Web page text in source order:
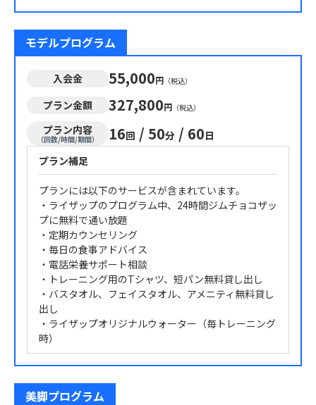
モデルプログラム
入会金 55,000円 （税込）
プラン金額 327,800円 （税込）
プラン内容
（回数/時間/期間） 16回 / 50分 / 60日
プラン補足
プランには以下のサービスが含まれています。
・ライザップのプログラム中、24時間ジムチョコザッ
プに無料で通い放題
・定期カウンセリング
・毎日の食事アドバイス
・電話栄養サポート相談
・トレーニング用のTシャツ、短パン無料貸し出し
・バスタオル、フェイスタオル、アメニティ無料貸し
出し
・ライザップオリジナルウォーター（毎トレーニング
時）
美脚プログラム